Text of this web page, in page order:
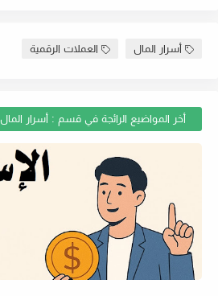
أسرار المال العملات الرقمية
أخر المواضيع الرائجة في قسم : أسرار المال